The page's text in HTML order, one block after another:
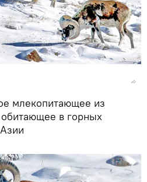
млекопитающее из
в горных